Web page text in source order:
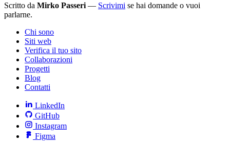
Scritto da Mirko Passeri — Scrivimi se hai domande o vuoi
parlarne.
Chi sono
Siti web
Verifica il tuo sito
Collaborazioni
Progetti
Blog
Contatti
LinkedIn
GitHub
Instagram
Figma